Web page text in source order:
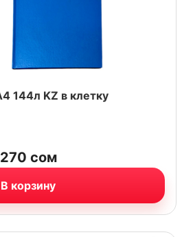
144л KZ в клетку
270 сом
В корзину